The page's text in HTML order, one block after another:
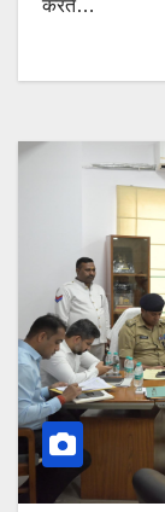
करते…